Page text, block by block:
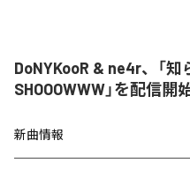
DoNYKooR & ne4r、「
SHOOOWWW」を配信開
新曲情報